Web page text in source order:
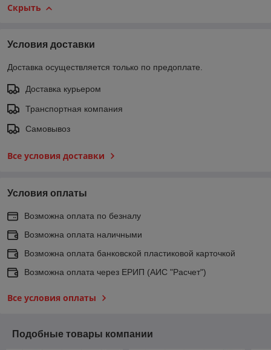
Скрыть
Условия доставки
Доставка осуществляется только по предоплате.
Доставка курьером
Транспортная компания
Самовывоз
Все условия доставки
Условия оплаты
Возможна оплата по безналу
Возможна оплата наличными
Возможна оплата банковской пластиковой карточкой
Возможна оплата через ЕРИП (АИС "Расчет")
Все условия оплаты
Подобные товары компании